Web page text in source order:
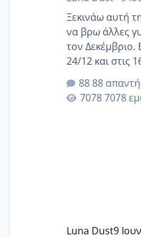
Ξεκινάω αυτή
να βρω άλλες
τον Δεκέμβριο.
24/12 και στις
της αυχενικής
άγχος και οι
περνάνε με
88
7078
Luna Dust9